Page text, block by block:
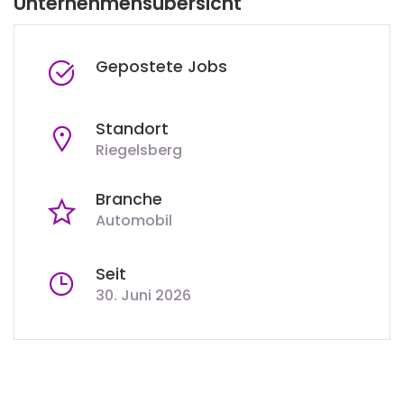
Gepostete Jobs
Standort
Riegelsberg
Branche
Automobil
Seit
30. Juni 2026